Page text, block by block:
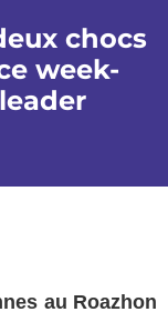
chocs
week-
au Roazhon